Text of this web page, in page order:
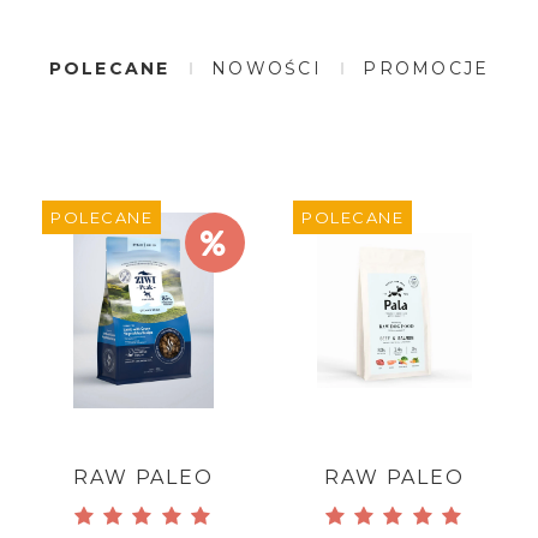
POLECANE NOWOŚCI PROMOCJE
POLECANE
RAW PALEO
POLECANE
RAW PALEO